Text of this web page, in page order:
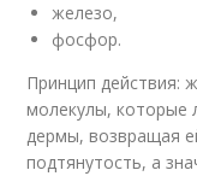
железо,
фосфор.
Принцип действия:
молекулы, которые
дермы, возвращая
подтянутость, а